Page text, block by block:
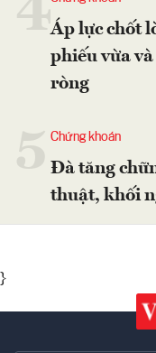
4Áp lực chốt
phiếu vừa
ròng
Chứng khoán
Đà tăng
thuật, khối
}